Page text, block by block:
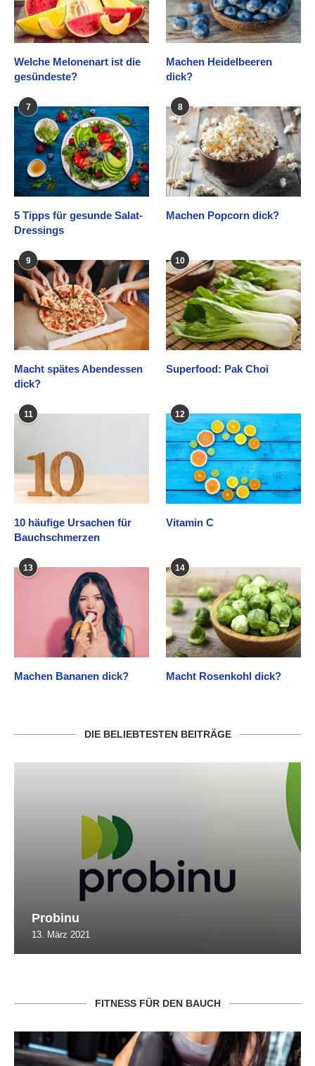
Welche Melonenart ist die
gesündeste?
Machen Heidelbeeren
dick?
7
5 Tipps für gesunde Salat-
Dressings
8
Machen Popcorn dick?
9
Macht spätes Abendessen
dick?
10
Superfood: Pak Choi
11
10 häufige Ursachen für
Bauchschmerzen
12
Vitamin C
13
Machen Bananen dick?
14
Macht Rosenkohl dick?
DIE BELIEBTESTEN BEITRÄGE
Probinu
13. März 2021
FITNESS FÜR DEN BAUCH